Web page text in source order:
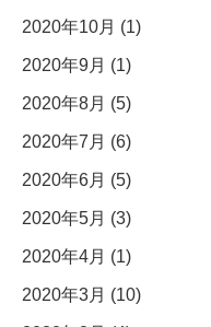
2020年10月 (1)
2020年9月 (1)
2020年8月 (5)
2020年7月 (6)
2020年6月 (5)
2020年5月 (3)
2020年4月 (1)
2020年3月 (10)